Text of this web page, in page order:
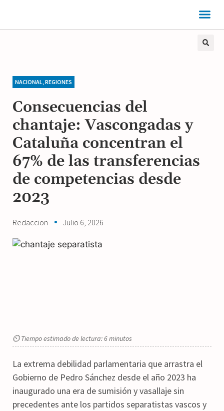
NACIONAL REGIONES
Consecuencias del
chantaje: Vascongadas y
Cataluña concentran el
67% de las transferencias
de competencias desde
2023
Redaccion Julio 6, 2026
⏲ Tiempo estimado de lectura: 6 minutos
La extrema debilidad parlamentaria que arrastra el
Gobierno de Pedro Sánchez desde el año 2023 ha
inaugurado una era de sumisión y vasallaje sin
precedentes ante los partidos separatistas vascos y